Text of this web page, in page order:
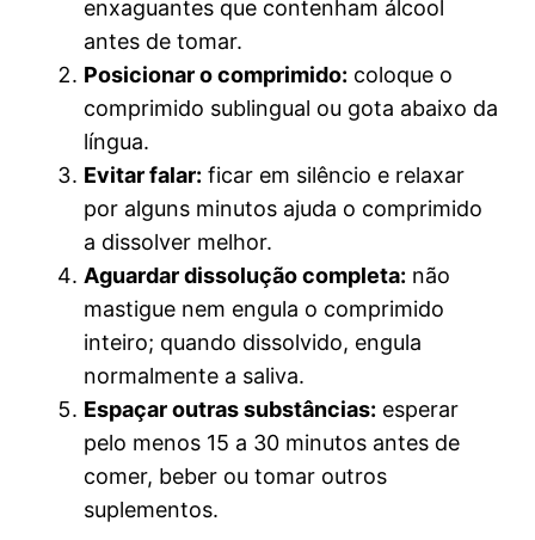
enxaguantes que contenham álcool
antes de tomar.
Posicionar o comprimido: coloque o
comprimido sublingual ou gota abaixo da
língua.
Evitar falar: ficar em silêncio e relaxar
por alguns minutos ajuda o comprimido
a dissolver melhor.
Aguardar dissolução completa: não
mastigue nem engula o comprimido
inteiro; quando dissolvido, engula
normalmente a saliva.
Espaçar outras substâncias: esperar
pelo menos 15 a 30 minutos antes de
comer, beber ou tomar outros
suplementos.